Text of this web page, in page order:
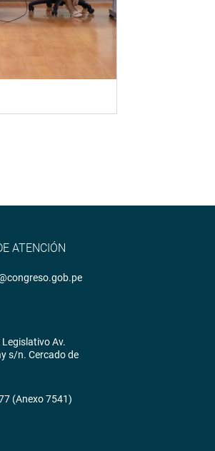
ATENCIÓN
Av.
s/n. Cercado de
(Anexo 7541)